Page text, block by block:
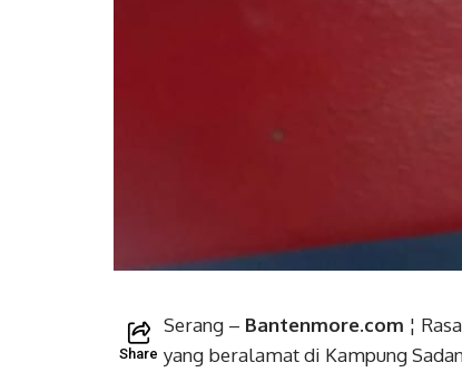
Share
Serang – Bantenmore.com ¦
yang beralamat di Kampung